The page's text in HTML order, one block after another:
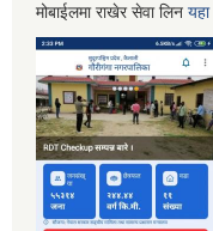
मोबाईलमा राखेर सेवा लिन यहा